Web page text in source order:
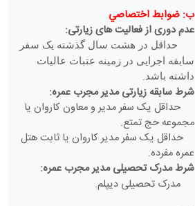
ب: ضوابط اختصاصي
عدم دوری از فعالیت های زیارتی:
حداقل در هشت سال گذشته یک سفر
سابقه اجرایی در زمینه عتبات عالیات
داشته باشد.
شرط سابقه زیارتی مدیر مجرب عمره:
حداقل یک سفر مدیر و معاون کاروان یا
مجموعه حج تمتع.
حداقل یک سفر مدیر کاروان یا ثابت هتل
عمره مفرده.
شرط مدرک تحصیلی مدیر مجرب عمره:
مدرک تحصیلی دیپلم.